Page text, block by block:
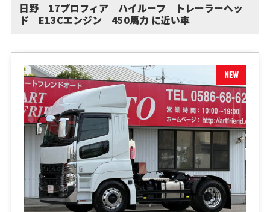
日野 17プロフィア ハイルーフ トレーラーヘッ
ド E13Cエンジン 450馬力 に近い車